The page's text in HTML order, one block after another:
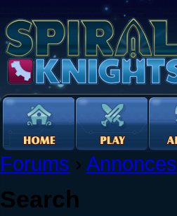
Forums › Annonces
Search